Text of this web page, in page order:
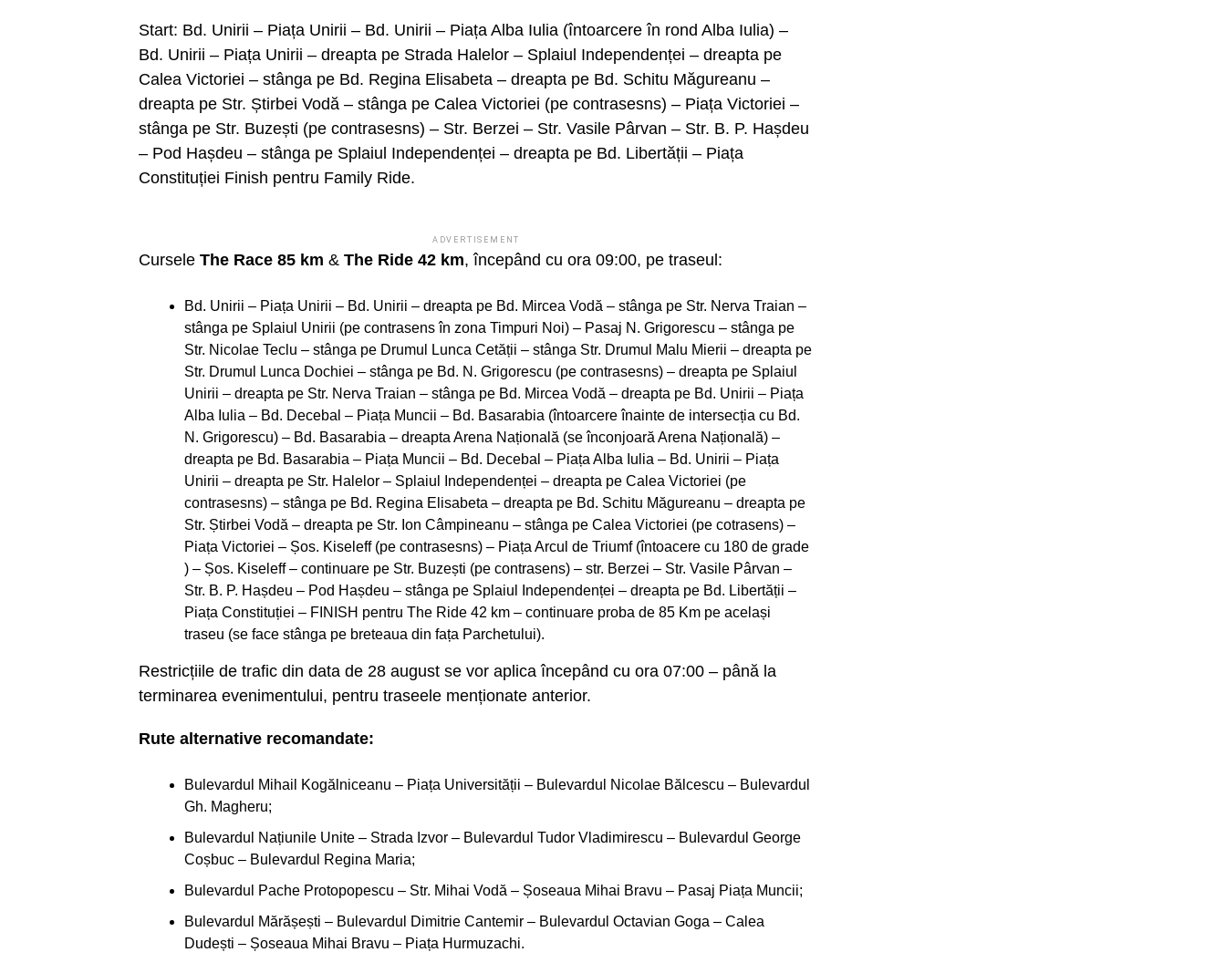
Start: Bd. Unirii – Piața Unirii – Bd. Unirii – Piața Alba Iulia (întoarcere în rond Alba Iulia) –
Bd. Unirii – Piața Unirii – dreapta pe Strada Halelor – Splaiul Independenței – dreapta pe
Calea Victoriei – stânga pe Bd. Regina Elisabeta – dreapta pe Bd. Schitu Măgureanu –
dreapta pe Str. Știrbei Vodă – stânga pe Calea Victoriei (pe contrasesns) – Piața Victoriei –
stânga pe Str. Buzești (pe contrasesns) – Str. Berzei – Str. Vasile Pârvan – Str. B. P. Hașdeu
– Pod Hașdeu – stânga pe Splaiul Independenței – dreapta pe Bd. Libertății – Piața
Constituției Finish pentru Family Ride.
ADVERTISEMENT
Cursele The Race 85 km & The Ride 42 km, începând cu ora 09:00, pe traseul:
Bd. Unirii – Piața Unirii – Bd. Unirii – dreapta pe Bd. Mircea Vodă – stânga pe Str. Nerva Traian –
stânga pe Splaiul Unirii (pe contrasens în zona Timpuri Noi) – Pasaj N. Grigorescu – stânga pe
Str. Nicolae Teclu – stânga pe Drumul Lunca Cetății – stânga Str. Drumul Malu Mierii – dreapta pe
Str. Drumul Lunca Dochiei – stânga pe Bd. N. Grigorescu (pe contrasesns) – dreapta pe Splaiul
Unirii – dreapta pe Str. Nerva Traian – stânga pe Bd. Mircea Vodă – dreapta pe Bd. Unirii – Piața
Alba Iulia – Bd. Decebal – Piața Muncii – Bd. Basarabia (întoarcere înainte de intersecția cu Bd.
N. Grigorescu) – Bd. Basarabia – dreapta Arena Națională (se înconjoară Arena Națională) –
dreapta pe Bd. Basarabia – Piața Muncii – Bd. Decebal – Piața Alba Iulia – Bd. Unirii – Piața
Unirii – dreapta pe Str. Halelor – Splaiul Independenței – dreapta pe Calea Victoriei (pe
contrasesns) – stânga pe Bd. Regina Elisabeta – dreapta pe Bd. Schitu Măgureanu – dreapta pe
Str. Știrbei Vodă – dreapta pe Str. Ion Câmpineanu – stânga pe Calea Victoriei (pe cotrasens) –
Piața Victoriei – Șos. Kiseleff (pe contrasesns) – Piața Arcul de Triumf (întoacere cu 180 de grade
) – Șos. Kiseleff – continuare pe Str. Buzești (pe contrasens) – str. Berzei – Str. Vasile Pârvan –
Str. B. P. Hașdeu – Pod Hașdeu – stânga pe Splaiul Independenței – dreapta pe Bd. Libertății –
Piața Constituției – FINISH pentru The Ride 42 km – continuare proba de 85 Km pe același
traseu (se face stânga pe breteaua din fața Parchetului).
Restricțiile de trafic din data de 28 august se vor aplica începând cu ora 07:00 – până la
terminarea evenimentului, pentru traseele menționate anterior.
Rute alternative recomandate:
Bulevardul Mihail Kogălniceanu – Piața Universității – Bulevardul Nicolae Bălcescu – Bulevardul
Gh. Magheru;
Bulevardul Națiunile Unite – Strada Izvor – Bulevardul Tudor Vladimirescu – Bulevardul George
Coșbuc – Bulevardul Regina Maria;
Bulevardul Pache Protopopescu – Str. Mihai Vodă – Șoseaua Mihai Bravu – Pasaj Piața Muncii;
Bulevardul Mărășești – Bulevardul Dimitrie Cantemir – Bulevardul Octavian Goga – Calea
Dudești – Șoseaua Mihai Bravu – Piața Hurmuzachi.